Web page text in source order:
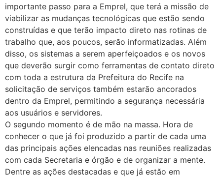
importante passo para a Emprel, que terá a missão de
viabilizar as mudanças tecnológicas que estão sendo
construídas e que terão impacto direto nas rotinas de
trabalho que, aos poucos, serão informatizadas. Além
disso, os sistemas a serem aperfeiçoados e os novos
que deverão surgir como ferramentas de contato direto
com toda a estrutura da Prefeitura do Recife na
solicitação de serviços também estarão ancorados
dentro da Emprel, permitindo a segurança necessária
aos usuários e servidores.
O segundo momento é de mão na massa. Hora de
conhecer o que já foi produzido a partir de cada uma
das principais ações elencadas nas reuniões realizadas
com cada Secretaria e órgão e de organizar a mente.
Dentre as ações destacadas e que já estão em